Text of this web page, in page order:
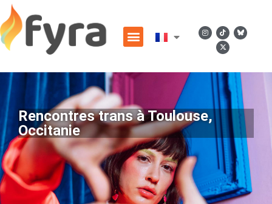
Rencontres trans à Toulouse,
Occitanie